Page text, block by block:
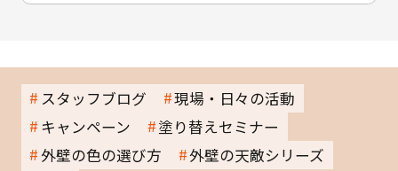
スタッフブログ
現場・日々の活動
キャンペーン
塗り替えセミナー
外壁の色の選び方
外壁の天敵シリーズ